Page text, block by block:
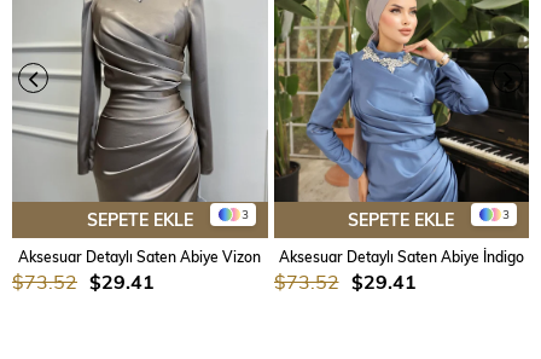
3
SEPETE EKLE
Aksesuar Detaylı Saten Abiye Vizon
$29.41
$73.52
3
SEPETE EKLE
Aksesuar Detaylı Saten Abiye İndigo
$29.41
$73.52